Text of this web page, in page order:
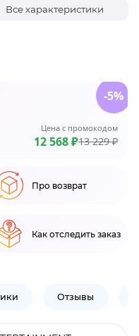
Все характеристики
Цена с промокодом
12 568 ₽13 229 ₽
-5%
Про возврат
Как отследить заказ
Отзывы